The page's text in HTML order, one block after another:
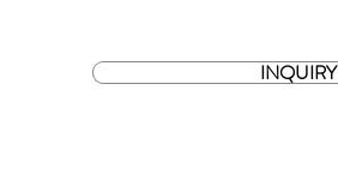
INQUIRY